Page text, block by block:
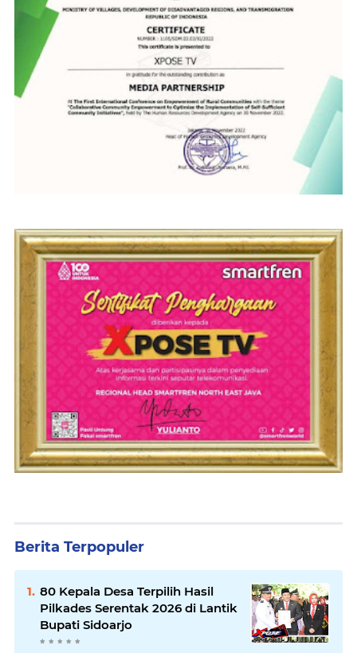
Berita Terpopuler
80 Kepala Desa Terpilih Hasil
Pilkades Serentak 2026 di Lantik
Bupati Sidoarjo